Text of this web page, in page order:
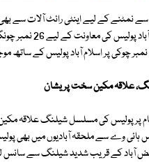
سے نمٹنے کے لیے اینٹی رائٹ آلات سے
رینجرز کا دستہ بھی اسلام
علاقہ مکین سخت پریشان
پر پولیس کی مسلسل شیلنگ علاقہ
ہائی وے سے ملحقہ آبادیوں میں بھی
آباد کے قریب شدید شیلنگ سے سانس